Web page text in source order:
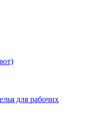
для рабочих